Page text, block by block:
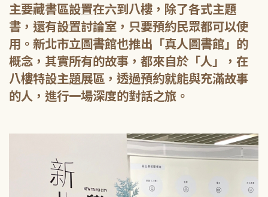
主要藏書區設置在六到八樓，除了各式主題
書，還有設置討論室，只要預約民眾都可以使
用。新北市立圖書館也推出「真人圖書館」的
概念，其實所有的故事，都來自於「人」，在
八樓特設主題展區，透過預約就能與充滿故事
的人，進行一場深度的對話之旅。